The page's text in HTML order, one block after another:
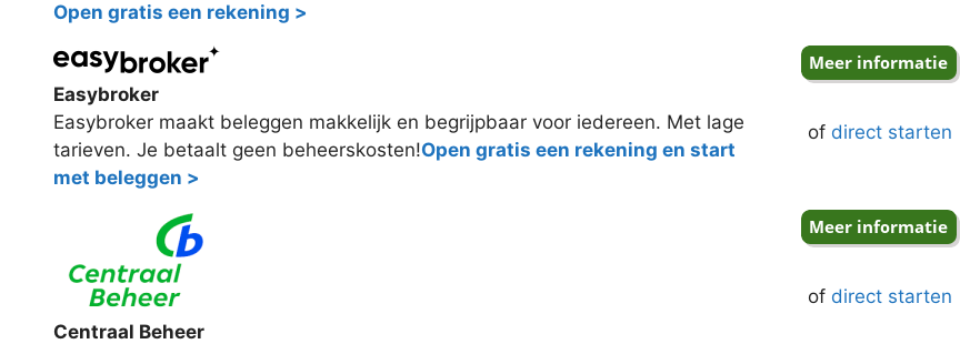
Open gratis een rekening >
Easybroker
Easybroker maakt beleggen makkelijk en begrijpbaar voor iedereen. Met lage
tarieven. Je betaalt geen beheerskosten!Open gratis een rekening en start
met beleggen >
of direct starten
Centraal Beheer
of direct starten